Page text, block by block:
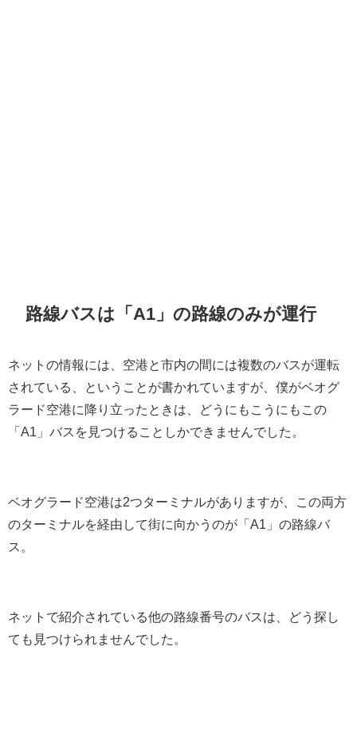
路線バスは「A1」の路線のみが運行
ネットの情報には、空港と市内の間には複数のバスが運転
されている、ということが書かれていますが、僕がベオグ
ラード空港に降り立ったときは、どうにもこうにもこの
「A1」バスを見つけることしかできませんでした。
ベオグラード空港は2つターミナルがありますが、この両方
のターミナルを経由して街に向かうのが「A1」の路線バ
ス。
ネットで紹介されている他の路線番号のバスは、どう探し
ても見つけられませんでした。